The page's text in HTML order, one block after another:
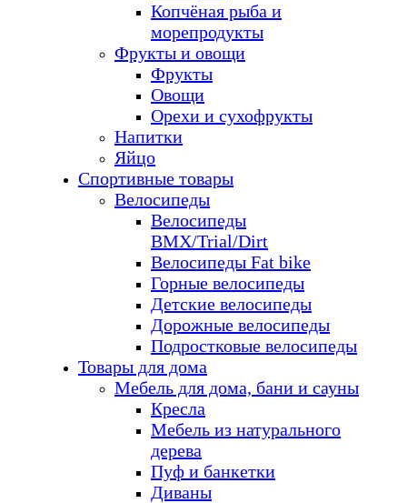
Копчёная рыба и
морепродукты
Фрукты и овощи
Фрукты
Овощи
Орехи и сухофрукты
Напитки
Яйцо
Спортивные товары
Велосипеды
Велосипеды
BMX/Trial/Dirt
Велосипеды Fat bike
Горные велосипеды
Детские велосипеды
Дорожные велосипеды
Подростковые велосипеды
Товары для дома
Мебель для дома, бани и сауны
Кресла
Мебель из натурального
дерева
Пуф и банкетки
Диваны